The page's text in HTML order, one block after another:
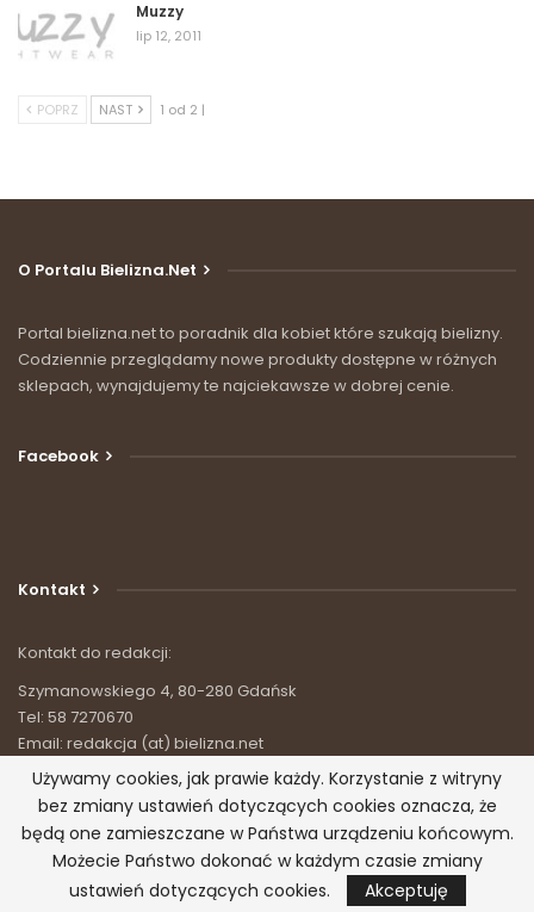
Muzzy
lip 12, 2011
POPRZ NAST 1 od 2 |
O Portalu Bielizna.net
Portal bielizna.net to poradnik dla kobiet które szukają bielizny.
Codziennie przeglądamy nowe produkty dostępne w różnych
sklepach, wynajdujemy te najciekawsze w dobrej cenie.
Facebook
Kontakt
Kontakt do redakcji:
Szymanowskiego 4, 80-280 Gdańsk
Tel: 58 7270670
Email: redakcja (at) bielizna.net
© 2026 - Bielizna.net - wszystko o bieliźnie. Wszystkie prawa
zastrzeżone.
Używamy cookies, jak prawie każdy. Korzystanie z witryny
bez zmiany ustawień dotyczących cookies oznacza, że
będą one zamieszczane w Państwa urządzeniu końcowym.
Możecie Państwo dokonać w każdym czasie zmiany
ustawień dotyczących cookies.
Akceptuję